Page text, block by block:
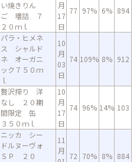
い焼きりん
ご 壜詰 ７
２０ｍｌ
月
17
日
77 97% 6% 894
パラ・ヒメネ
ス シャルド
ネ オーガニ
ック７５０ｍ
ｌ
10
月
03
日
74 109% 8% 912
贅沢搾り 洋
なし ２０期
間限定 缶
３５０ｍｌ
10
月
17
日
74 96% 14% 103
ニッカ シー
ドルヌーヴォ
ＳＰ ２０
11
月
72 70% 8% 884